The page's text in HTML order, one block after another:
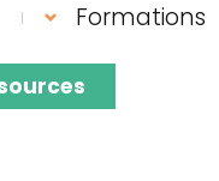
Formations